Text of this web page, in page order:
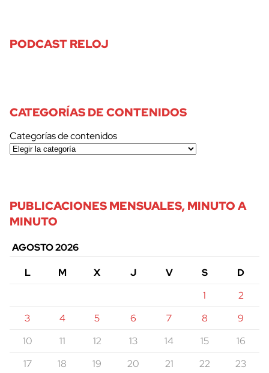
PODCAST RELOJ
CATEGORÍAS DE CONTENIDOS
Categorías de contenidos
PUBLICACIONES MENSUALES, MINUTO A
MINUTO
AGOSTO 2026
L
M X J V S
D
1
2
3
4 5 6 7 8
9
10
11 12 13 14 15
16
17
18 19 20 21 22
23